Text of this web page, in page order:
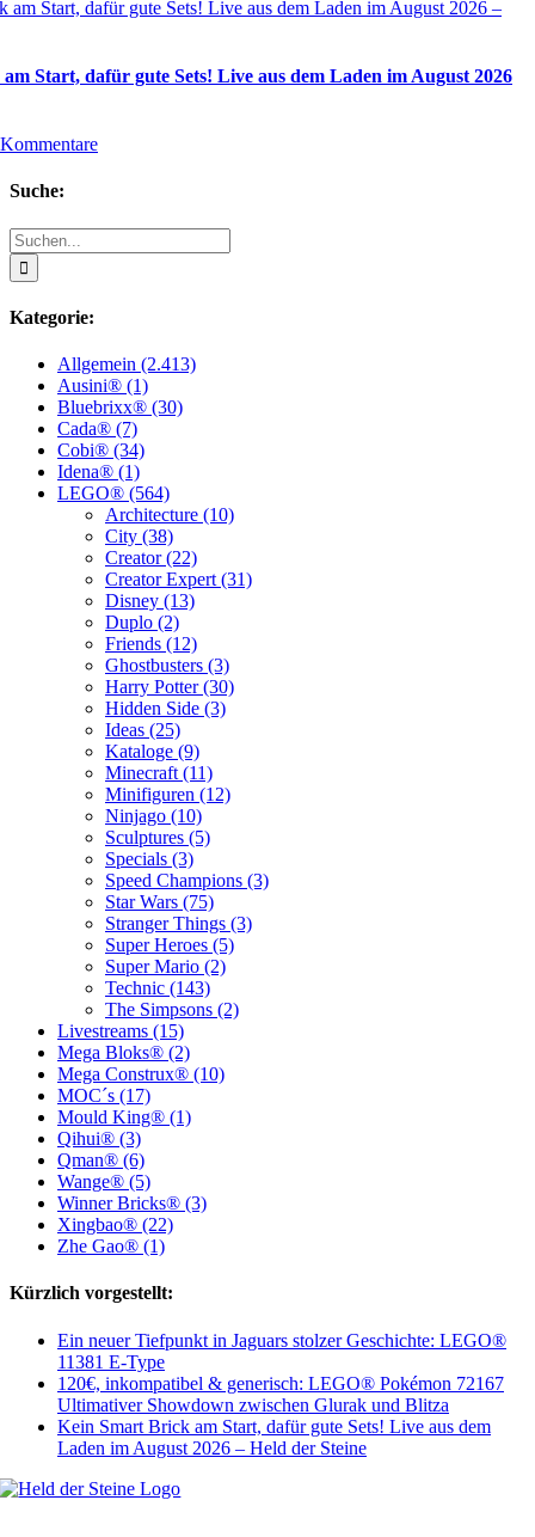
Start, dafür gute Sets! Live aus dem Laden im August 2026
Suche:
Suche
nach:
Kategorie:
Allgemein (2.413)
Ausini® (1)
Bluebrixx® (30)
Cada® (7)
Cobi® (34)
Idena® (1)
LEGO® (564)
Architecture (10)
City (38)
Creator (22)
Creator Expert (31)
Disney (13)
Duplo (2)
Friends (12)
Ghostbusters (3)
Harry Potter (30)
Hidden Side (3)
Ideas (25)
Kataloge (9)
Minecraft (11)
Minifiguren (12)
Ninjago (10)
Sculptures (5)
Specials (3)
Speed Champions (3)
Star Wars (75)
Stranger Things (3)
Super Heroes (5)
Super Mario (2)
Technic (143)
The Simpsons (2)
Livestreams (15)
Mega Bloks® (2)
Mega Construx® (10)
MOC´s (17)
Mould King® (1)
Qihui® (3)
Qman® (6)
Wange® (5)
Winner Bricks® (3)
Xingbao® (22)
Zhe Gao® (1)
Kürzlich vorgestellt:
Ein neuer Tiefpunkt in Jaguars stolzer Geschichte: LEGO®
11381 E-Type
120€, inkompatibel & generisch: LEGO® Pokémon 72167
Ultimativer Showdown zwischen Glurak und Blitza
Kein Smart Brick am Start, dafür gute Sets! Live aus dem
Laden im August 2026 – Held der Steine